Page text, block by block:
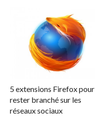
5 extensions Firefox pour
rester branché sur les
réseaux sociaux